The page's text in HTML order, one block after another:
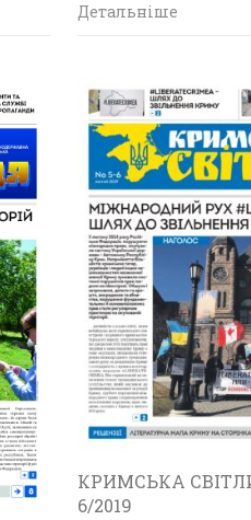
Детальніше
КРИМСЬКА
6/2019